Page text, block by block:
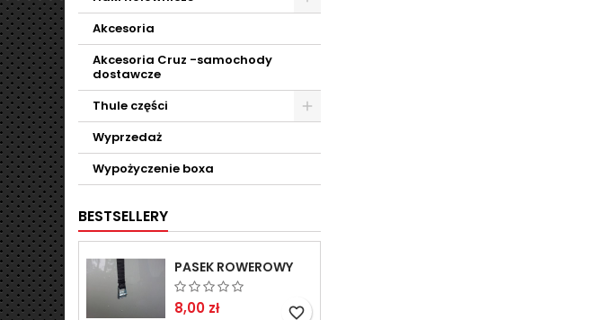
Akcesoria
Akcesoria Cruz -samochody
dostawcze
Thule części
Wyprzedaż
Wypożyczenie boxa
BESTSELLERY
PASEK ROWEROWY
8,00 zł favorite_border